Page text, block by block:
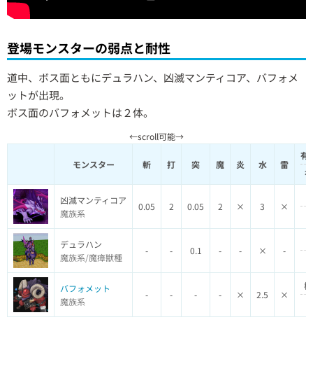
登場モンスターの弱点と耐性
道中、ボス面ともにデュラハン、凶滅マンティコア、バフォメ
ットが出現。
ボス面のバフォメットは２体。
モンスター 斬 打 突 魔 炎 水 雷
有
凶滅マンティコア
魔族系
0.05 2 0.05 2 × 3 ×
デュラハン
魔族系/魔瘴獣種
- - 0.1 - - × -
バフォメット
魔族系
- - - - × 2.5 ×